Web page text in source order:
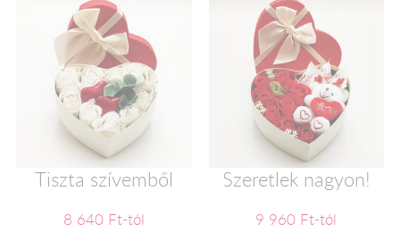
Tiszta szívemből
8 640 Ft-tól
Szeretlek nagyon!
9 960 Ft-tól